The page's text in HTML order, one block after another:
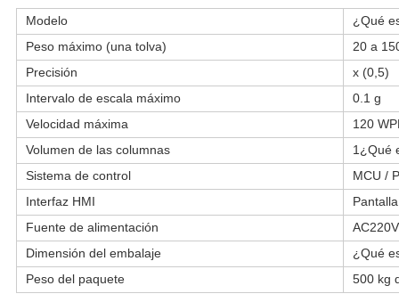
Modelo
¿Qué
Peso máximo (una tolva)
20 a
Precisión
x (0,5)
Intervalo de escala máximo
0.1 g
Velocidad máxima
120
Volumen de las columnas
1¿Qué
Sistema de control
MCU /
Interfaz HMI
Pantalla
Fuente de alimentación
Dimensión del embalaje
¿Qué
Peso del paquete
500 kg